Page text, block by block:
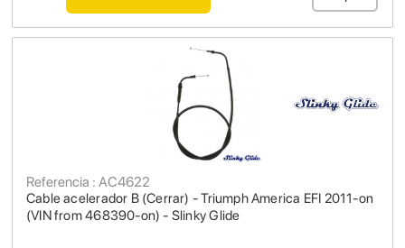
Cable acelerador B (Cerrar) - Triumph America EFI 2011-on
(VIN from 468390-on) - Slinky Glide
Referencia : AC4622